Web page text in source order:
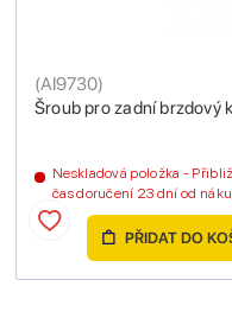
Šroub pro zadní brzdový
(AI9730)
Neskladová položka -
čas doručení 23 dní od
PŘIDAT DO